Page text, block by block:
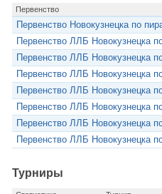
Первенство
Первенство Новокузнецка по
Первенство ЛЛБ Новокузнецка
Первенство ЛЛБ Новокузнецка
Первенство ЛЛБ Новокузнецка
Первенство ЛЛБ Новокузнецка
Первенство ЛЛБ Новокузнецка
Первенство ЛЛБ Новокузнецка
Первенство ЛЛБ Новокузнецка
Турниры